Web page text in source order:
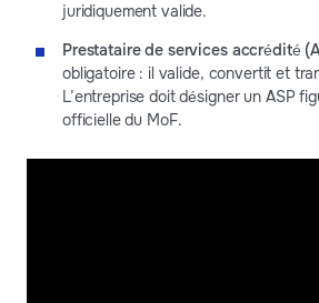
juridiquement valide.
Prestataire de services accrédité
obligatoire : il valide, convertit et
L’entreprise doit désigner un ASP
officielle du MoF.